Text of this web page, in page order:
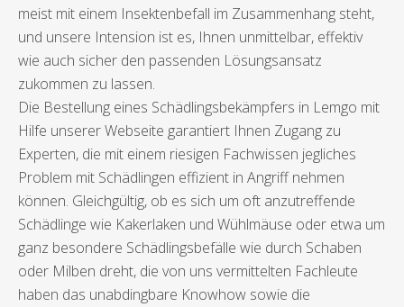
meist mit einem Insektenbefall im Zusammenhang steht,
und unsere Intension ist es, Ihnen unmittelbar, effektiv
wie auch sicher den passenden Lösungsansatz
zukommen zu lassen.
Die Bestellung eines Schädlingsbekämpfers in Lemgo mit
Hilfe unserer Webseite garantiert Ihnen Zugang zu
Experten, die mit einem riesigen Fachwissen jegliches
Problem mit Schädlingen effizient in Angriff nehmen
können. Gleichgültig, ob es sich um oft anzutreffende
Schädlinge wie Kakerlaken und Wühlmäuse oder etwa um
ganz besondere Schädlingsbefälle wie durch Schaben
oder Milben dreht, die von uns vermittelten Fachleute
haben das unabdingbare Knowhow sowie die